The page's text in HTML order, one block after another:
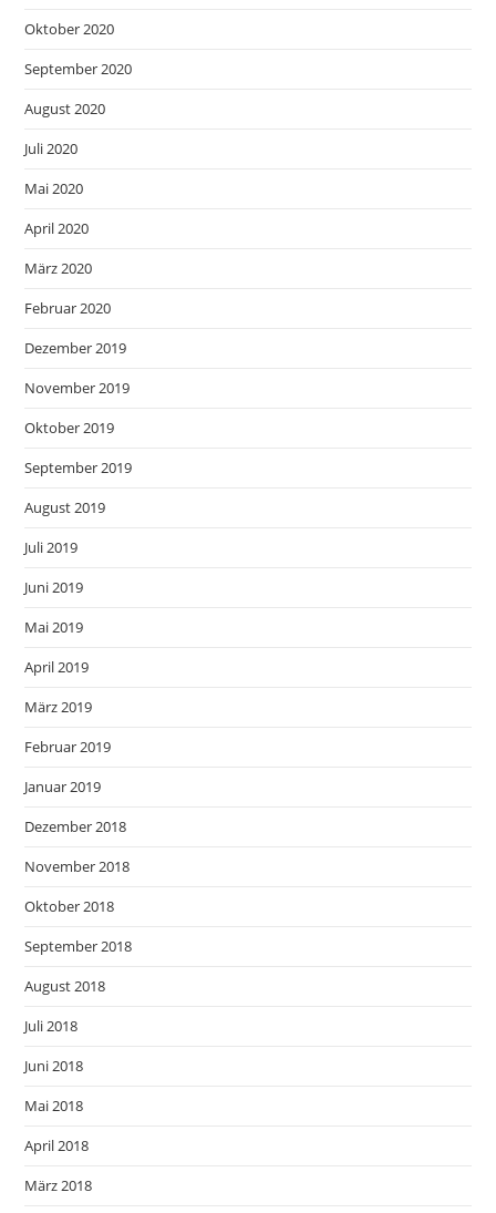
Oktober 2020
September 2020
August 2020
Juli 2020
Mai 2020
April 2020
März 2020
Februar 2020
Dezember 2019
November 2019
Oktober 2019
September 2019
August 2019
Juli 2019
Juni 2019
Mai 2019
April 2019
März 2019
Februar 2019
Januar 2019
Dezember 2018
November 2018
Oktober 2018
September 2018
August 2018
Juli 2018
Juni 2018
Mai 2018
April 2018
März 2018